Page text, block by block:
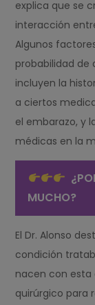
explica que se
interacción
Algunos
probabilidad de
incluyen la
a ciertos
el embarazo, y
médicas en la
MUCHO?
El Dr. Alonso
condición
nacen con
quirúrgico para